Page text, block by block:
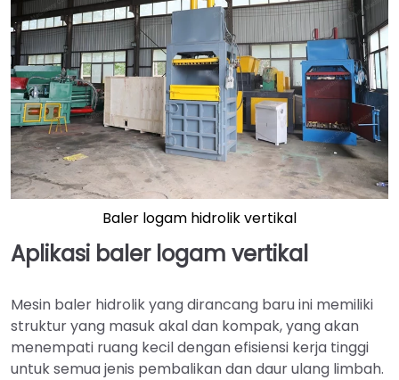
Baler logam hidrolik vertikal
Aplikasi baler logam vertikal
Mesin baler hidrolik yang dirancang baru ini memiliki
struktur yang masuk akal dan kompak, yang akan
menempati ruang kecil dengan efisiensi kerja tinggi
untuk semua jenis pembalikan dan daur ulang limbah.